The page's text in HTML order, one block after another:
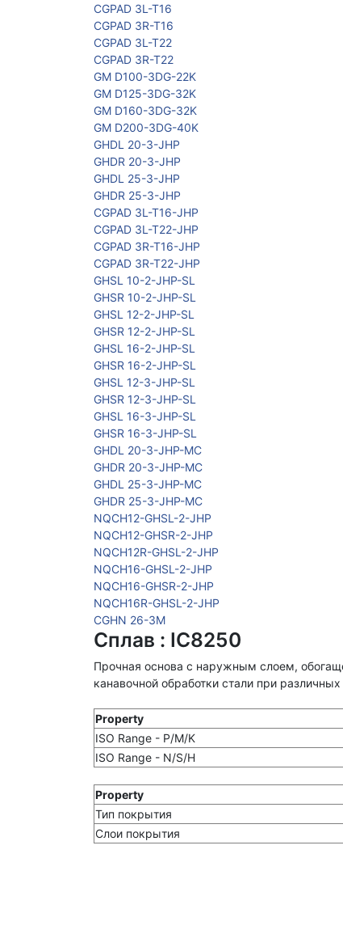
CGPAD 3L-T16
CGPAD 3R-T16
CGPAD 3L-T22
CGPAD 3R-T22
GM D100-3DG-22K
GM D125-3DG-32K
GM D160-3DG-32K
GM D200-3DG-40K
GHDL 20-3-JHP
GHDR 20-3-JHP
GHDL 25-3-JHP
GHDR 25-3-JHP
CGPAD 3L-T16-JHP
CGPAD 3L-T22-JHP
CGPAD 3R-T16-JHP
CGPAD 3R-T22-JHP
GHSL 10-2-JHP-SL
GHSR 10-2-JHP-SL
GHSL 12-2-JHP-SL
GHSR 12-2-JHP-SL
GHSL 16-2-JHP-SL
GHSR 16-2-JHP-SL
GHSL 12-3-JHP-SL
GHSR 12-3-JHP-SL
GHSL 16-3-JHP-SL
GHSR 16-3-JHP-SL
GHDL 20-3-JHP-MC
GHDR 20-3-JHP-MC
GHDL 25-3-JHP-MC
GHDR 25-3-JHP-MC
NQCH12-GHSL-2-JHP
NQCH12-GHSR-2-JHP
NQCH12R-GHSL-2-JHP
NQCH16-GHSL-2-JHP
NQCH16-GHSR-2-JHP
NQCH16R-GHSL-2-JHP
CGHN 26-3M
Сплав : IC8250
Прочная основа с наружным слоем,
канавочной обработки стали при
Property
ISO Range - P/M/K
ISO Range - N/S/H
Property
Тип покрытия
Слои покрытия